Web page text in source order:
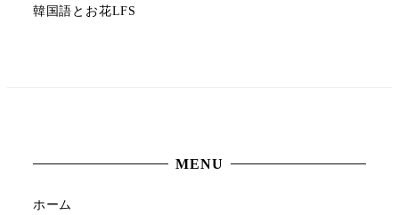
韓国語とお花LFS
MENU
ホーム